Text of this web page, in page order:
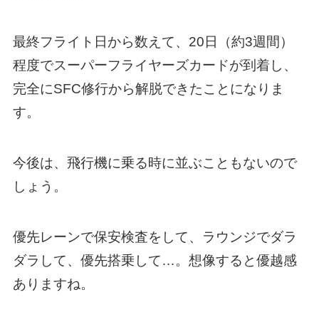
最終フライト日から数えて、20日（約3週間）
程度でスーパーフライヤーズカードが到着し、
完全にSFC修行から解脱できたことになりま
す。
今後は、飛行機に乗る時に並ぶこともないので
しょう。
優先レーンで保安検査をして、ラウンジでダラ
ダラして、優先搭乗して…。想像すると優越感
ありますね。